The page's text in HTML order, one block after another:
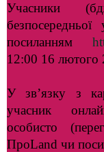
Учасники
посиланням
12:00 16 лютого
У зв’язку з
учасник
особисто
ПроLand чи